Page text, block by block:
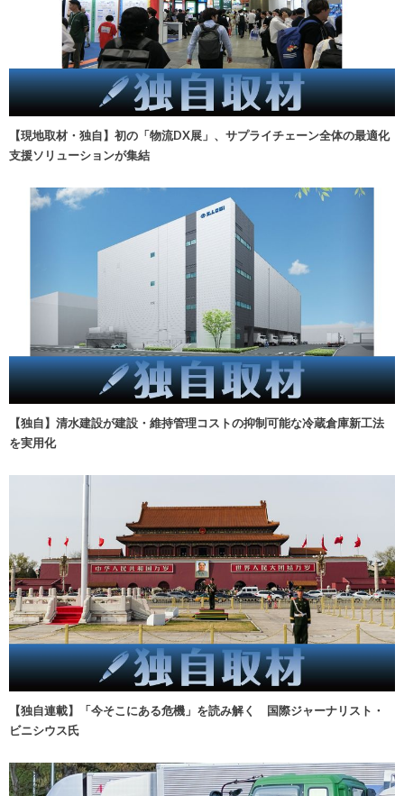
【現地取材・独自】初の「物流DX展」、サプライチェーン全体の最適化
支援ソリューションが集結
【独自】清水建設が建設・維持管理コストの抑制可能な冷蔵倉庫新工法
を実用化
【独自連載】「今そこにある危機」を読み解く 国際ジャーナリスト・
ビニシウス氏